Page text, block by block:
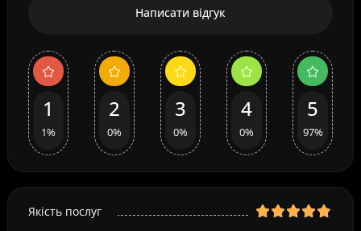
Написати відгук
1
1%
2
0%
3
0%
4
0%
5
97%
Якість послуг